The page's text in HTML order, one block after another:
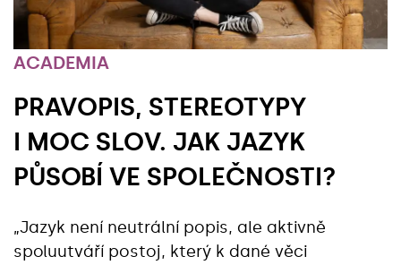
ACADEMIA
PRAVOPIS, STEREOTYPY
I MOC SLOV. JAK JAZYK
PŮSOBÍ VE SPOLEČNOSTI?
„Jazyk není neutrální popis, ale aktivně
spoluutváří postoj, který k dané věci